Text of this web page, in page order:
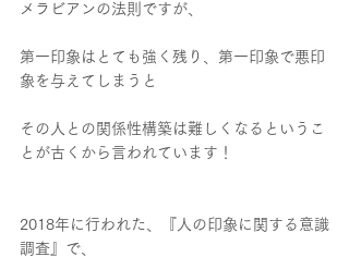
メラビアンの法則ですが、
第一印象はとても強く残り、第一印象で悪印
象を与えてしまうと
その人との関係性構築は難しくなるというこ
とが古くから言われています！
2018年に行われた、『人の印象に関する意識
調査』で、